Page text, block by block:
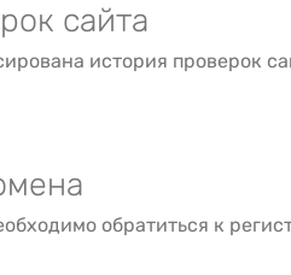
сайта
история проверок
обратиться к